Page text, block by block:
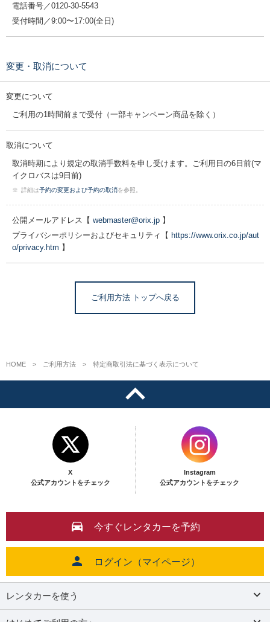
電話番号／0120-30-5543
受付時間／9:00〜17:00(全日)
変更・取消について
変更について
ご利用の1時間前まで受付（一部キャンペーン商品を除く）
取消について
取消時期により規定の取消手数料を申し受けます。ご利用日の6日前(マ
イクロバスは9日前)
※ 詳細は予約の変更および予約の取消を参照。
公開メールアドレス【 webmaster@orix.jp 】
プライバシーポリシーおよびセキュリティ【 https://www.orix.co.jp/aut
o/privacy.htm 】
ご利用方法 トップへ戻る
HOME ご利用方法 特定商取引法に基づく表示について
X
公式アカウントをチェック
Instagram
公式アカウントをチェック
今すぐレンタカーを予約
ログイン（マイページ）
レンタカーを使う